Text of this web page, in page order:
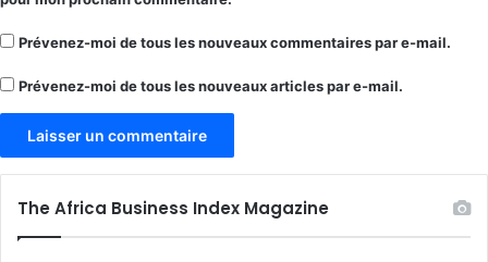
Prévenez-moi de tous les nouveaux commentaires par e-mail.
Prévenez-moi de tous les nouveaux articles par e-mail.
The Africa Business Index Magazine